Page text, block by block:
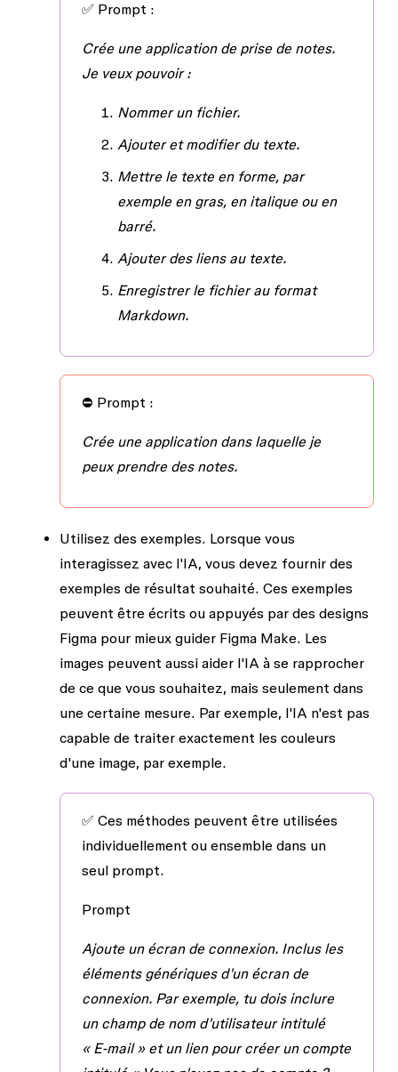
✅ Prompt :
Crée une application de prise de notes.
Je veux pouvoir :
Nommer un fichier.
Ajouter et modifier du texte.
Mettre le texte en forme, par
exemple en gras, en italique ou en
barré.
Ajouter des liens au texte.
Enregistrer le fichier au format
Markdown.
⛔ Prompt :
Crée une application dans laquelle je
peux prendre des notes.
Utilisez des exemples. Lorsque vous
interagissez avec l'IA, vous devez fournir des
exemples de résultat souhaité. Ces exemples
peuvent être écrits ou appuyés par des designs
Figma pour mieux guider Figma Make. Les
images peuvent aussi aider l'IA à se rapprocher
de ce que vous souhaitez, mais seulement dans
une certaine mesure. Par exemple, l'IA n'est pas
capable de traiter exactement les couleurs
d'une image, par exemple.
✅ Ces méthodes peuvent être utilisées
individuellement ou ensemble dans un
seul prompt.
Prompt
Ajoute un écran de connexion. Inclus les
éléments génériques d'un écran de
connexion. Par exemple, tu dois inclure
un champ de nom d'utilisateur intitulé
« E-mail » et un lien pour créer un compte